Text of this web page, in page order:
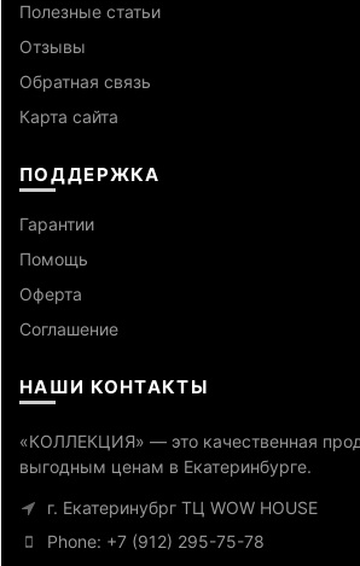
Полезные статьи
Отзывы
Обратная связь
Карта сайта
ПОДДЕРЖКА
Гарантии
Помощь
Оферта
Cоглашение
НАШИ КОНТАКТЫ
«КОЛЛЕКЦИЯ» — это качественная
выгодным ценам в Екатеринбурге.
г. Екатеринубрг ТЦ WOW HOUSE
Phone: +7 (912) 295-75-78